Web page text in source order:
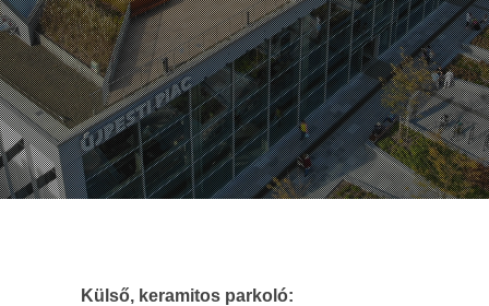
Külső, keramitos parkoló: